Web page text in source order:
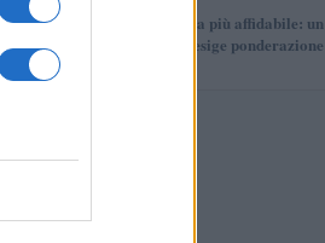
5
La macchina usata più affidabile: un
investimento che esige ponderazione